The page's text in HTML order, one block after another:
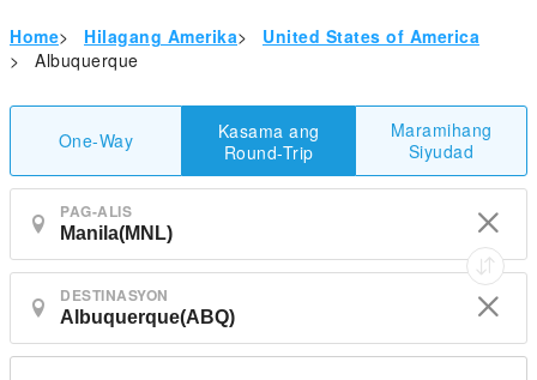
Home> Hilagang Amerika>
United States of America
>
Albuquerque
One-Way
Kasama ang
Round-Trip
Maramihang
Siyudad
PAG-ALIS
DESTINASYON